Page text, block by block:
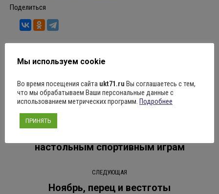
Поделиться
Рубрика:Новости 17.11.2023
Навигация
по
записям
запись:
Учебно-тренировочное занятие по
настольным спортивным играм
СЛЕДУЮЩАЯ
Следующая
Ноябрь, перец и вестготы
Мы используем cookie
Во время посещения сайта ukt71.ru Вы соглашаетесь с тем,
что мы обрабатываем Ваши персональные данные с
использованием метрических программ. Подробнее
ПРИНЯТЬ